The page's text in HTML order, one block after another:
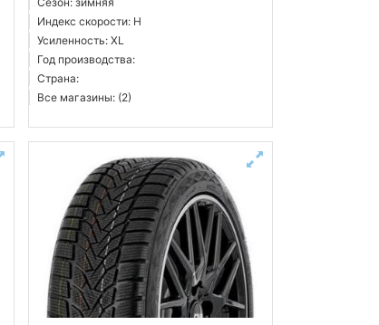
Индекс скорости: H
Усиленность: XL
Год производства:
Страна:
Все магазины: (2)